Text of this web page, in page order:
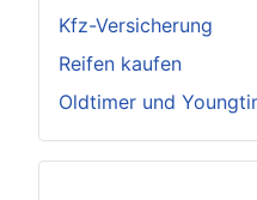
Kfz-Versicherung
Reifen kaufen
Oldtimer und